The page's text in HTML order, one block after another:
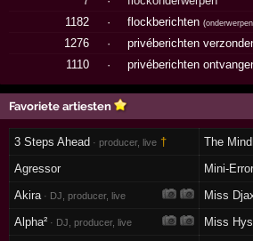
1182
· flockberichten(
1276 ·
privéberichten
1110
· privéberichten
Favoriete artiesten
3 Steps Ahead · producer, live † The
Agressor Mini-Error
Akira · DJ, producer, live Miss
Alpha² · DJ, producer, live Miss